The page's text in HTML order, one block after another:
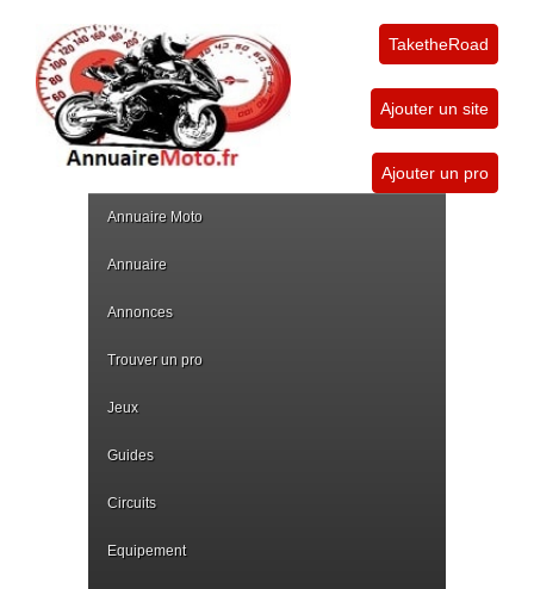
TaketheRoad
Ajouter un site
Ajouter un pro
Annuaire Moto
Annuaire
Annonces
Trouver un pro
Jeux
Guides
Circuits
Equipement